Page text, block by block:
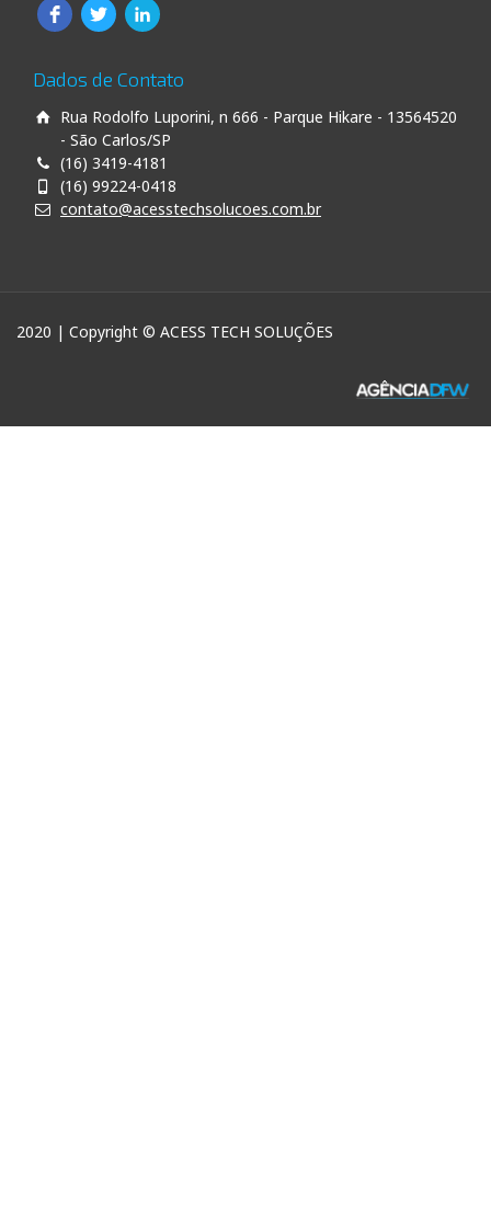
Dados de Contato
Rua Rodolfo Luporini, n 666 - Parque Hikare - 13564520
- São Carlos/SP
(16) 3419-4181
(16) 99224-0418
contato@acesstechsolucoes.com.br
2020 | Copyright © ACESS TECH SOLUÇÕES